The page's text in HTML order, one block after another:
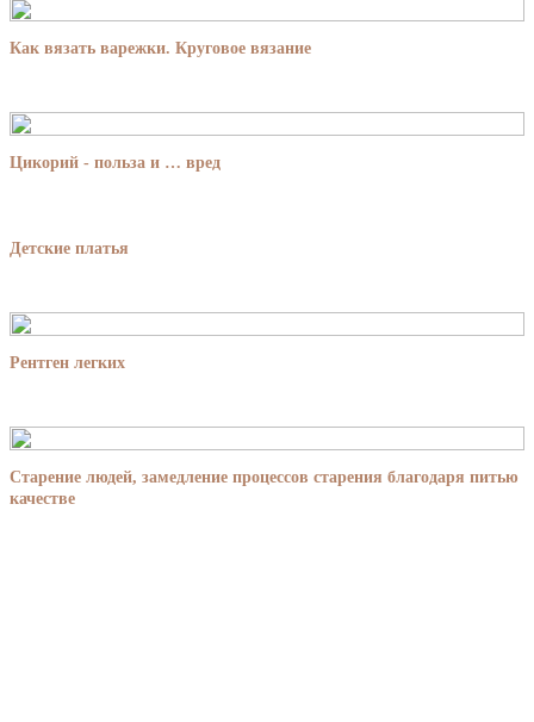
Как вязать варежки. Круговое вязание
Цикорий - польза и … вред
Детские платья
Рентген легких
Старение людей, замедление процессов старения благодаря питью
качестве